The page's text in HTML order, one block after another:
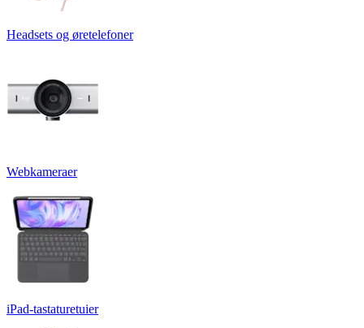
Headsets og øretelefoner
Webkameraer
iPad-tastaturetuier